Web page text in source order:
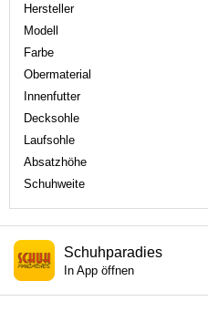
Hersteller
Modell
Farbe
Obermaterial
Innenfutter
Decksohle
Laufsohle
Absatzhöhe
Schuhweite
Schuhparadies
In App öffnen